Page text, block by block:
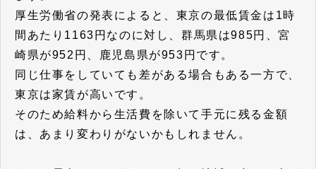
厚生労働省の発表によると、東京の最低賃金は1時
間あたり1163円なのに対し、群馬県は985円、宮
崎県が952円、鹿児島県が953円です。
同じ仕事をしていても差がある場合もある一方で、
東京は家賃が高いです。
そのため給料から生活費を除いて手元に残る金額
は、あまり変わりがないかもしれません。